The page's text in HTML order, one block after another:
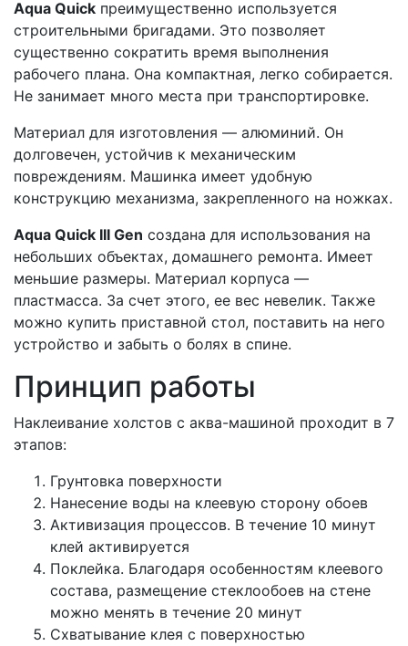
Aqua Quick преимущественно используется
строительными бригадами. Это позволяет
существенно сократить время выполнения
рабочего плана. Она компактная, легко собирается.
Не занимает много места при транспортировке.
Материал для изготовления — алюминий. Он
долговечен, устойчив к механическим
повреждениям. Машинка имеет удобную
конструкцию механизма, закрепленного на ножках.
Aqua Quick III Gen создана для использования на
небольших объектах, домашнего ремонта. Имеет
меньшие размеры. Материал корпуса —
пластмасса. За счет этого, ее вес невелик. Также
можно купить приставной стол, поставить на него
устройство и забыть о болях в спине.
Принцип работы
Наклеивание холстов с аква-машиной проходит в 7
этапов:
Грунтовка поверхности
Нанесение воды на клеевую сторону обоев
Активизация процессов. В течение 10 минут
клей активируется
Поклейка. Благодаря особенностям клеевого
состава, размещение стеклообоев на стене
можно менять в течение 20 минут
Схватывание клея с поверхностью